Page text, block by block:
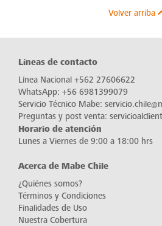
Volver arriba
Líneas de contacto
Línea Nacional +562 27606622
WhatsApp: +56 6981399079
Servicio Técnico Mabe:
Preguntas y post venta:
Horario de atención
Lunes a Viernes de 9:00 a 18:00 hrs
Acerca de Mabe Chile
¿Quiénes somos?
Términos y Condiciones
Finalidades de Uso
Nuestra Cobertura